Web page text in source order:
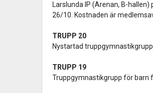
Larslunda IP (Arenan, B-
26/10. Kostnaden är
TRUPP 20
Nystartad
TRUPP 19
Truppgymnastikgrupp för barn